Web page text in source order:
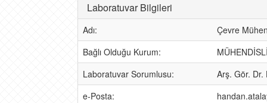
Laboratuvar Bilgileri
Adı:
Çevre
Bağlı Olduğu Kurum:
Laboratuvar Sorumlusu:
Arş. Gör.
e-Posta: